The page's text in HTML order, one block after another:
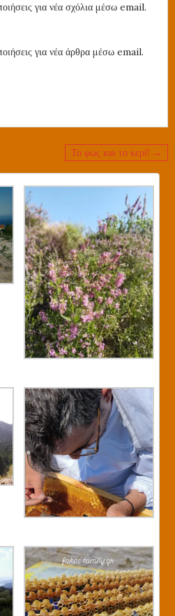
για νέα σχόλια μέσω email.
για νέα άρθρα μέσω email.
Το φως και το κερί! →